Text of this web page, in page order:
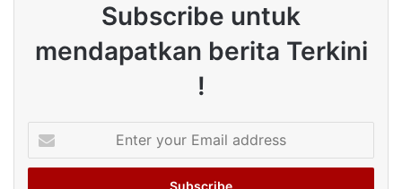
Subscribe untuk
mendapatkan berita Terkini
!
your
Email